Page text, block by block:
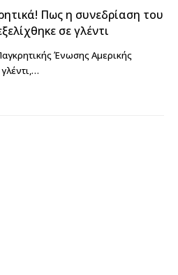
Πως η συνεδρίαση του
σε γλέντι
Ένωσης Αμερικής